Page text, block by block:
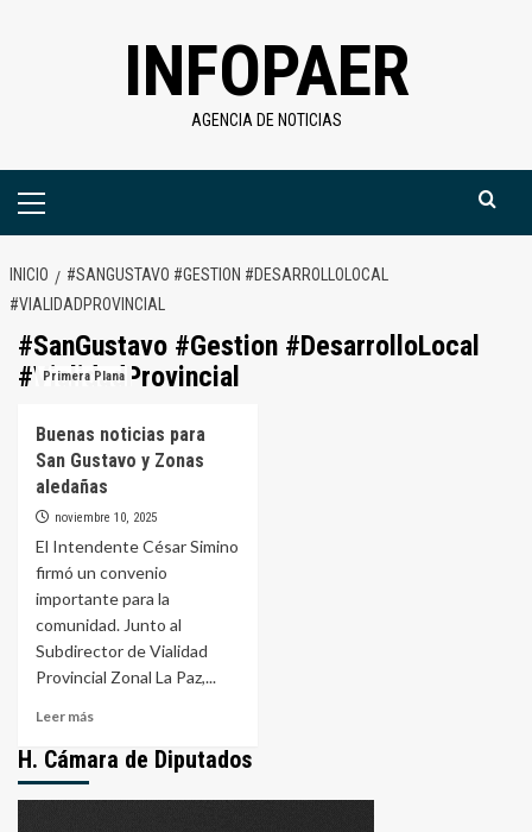
INFOPAER
AGENCIA DE NOTICIAS
Menú
INICIO
#SANGUSTAVO #GESTION #DESARROLLOLOCAL
#VIALIDADPROVINCIAL
#SanGustavo #Gestion #DesarrolloLocal
#VialidadProvincial
Primera Plana
Buenas noticias para
San Gustavo y Zonas
aledañas
noviembre 10, 2025
El Intendente César Simino
firmó un convenio
importante para la
comunidad. Junto al
Subdirector de Vialidad
Provincial Zonal La Paz,...
Leer más
sobre
noticias
H. Cámara de Diputados